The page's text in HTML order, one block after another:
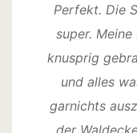
Perfekt. Die
super.
knusprig
und alles
garnichts
der